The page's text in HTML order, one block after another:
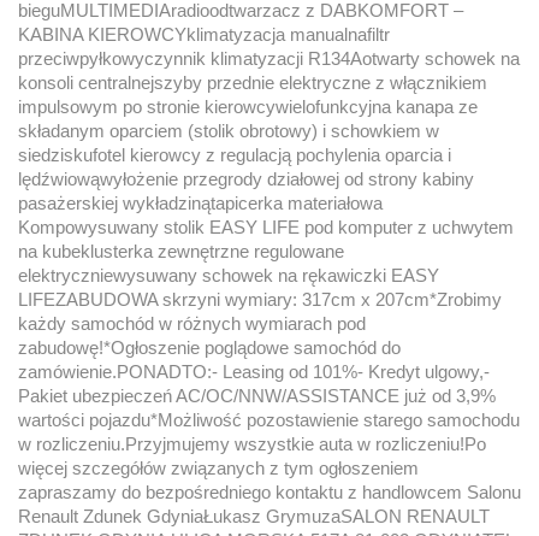
bieguMULTIMEDIAradioodtwarzacz z DABKOMFORT –
KABINA KIEROWCYklimatyzacja manualnafiltr
przeciwpyłkowyczynnik klimatyzacji R134Aotwarty schowek na
konsoli centralnejszyby przednie elektryczne z włącznikiem
impulsowym po stronie kierowcywielofunkcyjna kanapa ze
składanym oparciem (stolik obrotowy) i schowkiem w
siedziskufotel kierowcy z regulacją pochylenia oparcia i
lędźwiowąwyłożenie przegrody działowej od strony kabiny
pasażerskiej wykładzinątapicerka materiałowa
Kompowysuwany stolik EASY LIFE pod komputer z uchwytem
na kubeklusterka zewnętrzne regulowane
elektryczniewysuwany schowek na rękawiczki EASY
LIFEZABUDOWA skrzyni wymiary: 317cm x 207cm*Zrobimy
każdy samochód w różnych wymiarach pod
zabudowę!*Ogłoszenie poglądowe samochód do
zamówienie.PONADTO:- Leasing od 101%- Kredyt ulgowy,-
Pakiet ubezpieczeń AC/OC/NNW/ASSISTANCE już od 3,9%
wartości pojazdu*Możliwość pozostawienie starego samochodu
w rozliczeniu.Przyjmujemy wszystkie auta w rozliczeniu!Po
więcej szczegółów związanych z tym ogłoszeniem
zapraszamy do bezpośredniego kontaktu z handlowcem Salonu
Renault Zdunek GdyniaŁukasz GrymuzaSALON RENAULT